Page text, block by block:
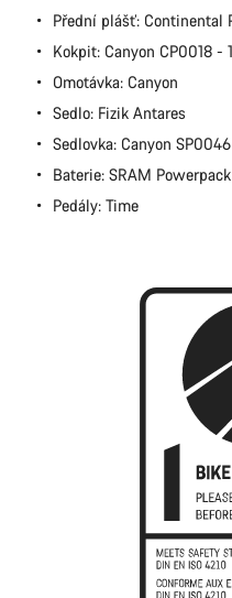
Přední plášť: Continental
Kokpit: Canyon CP0018
Omotávka: Canyon
Sedlo: Fizik Antares
Sedlovka: Canyon SP0046
Baterie: SRAM Powerpack
Pedály: Time